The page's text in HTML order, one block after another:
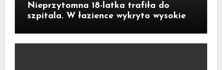
Nieprzytomna 18-latka trafiła do
szpitala. W łazience wykryto wysokie